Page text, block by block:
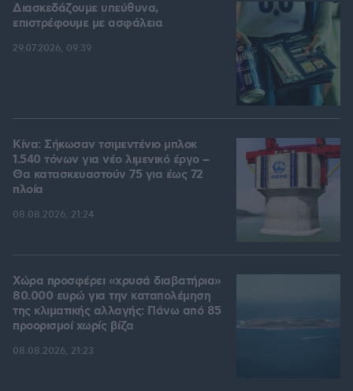
Διασκεδάζουμε υπεύθυνα,
επιστρέφουμε με ασφάλεια
29.07.2026, 09:39
Κίνα: Σήκωσαν τσιμεντένιο μπλοκ
1.540 τόνων για νέο λιμενικό έργο –
Θα κατασκευαστούν 75 για έως 72
πλοία
08.08.2026, 21:24
Χώρα προσφέρει «χρυσά διαβατήρια»
80.000 ευρώ για την καταπολέμηση
της κλιματικής αλλαγής: Πάνω από 85
προορισμοί χωρίς βίζα
08.08.2026, 21:23